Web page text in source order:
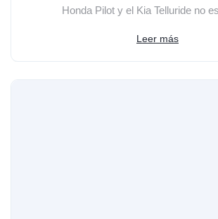
Honda Pilot y el Kia Telluride no
Leer más